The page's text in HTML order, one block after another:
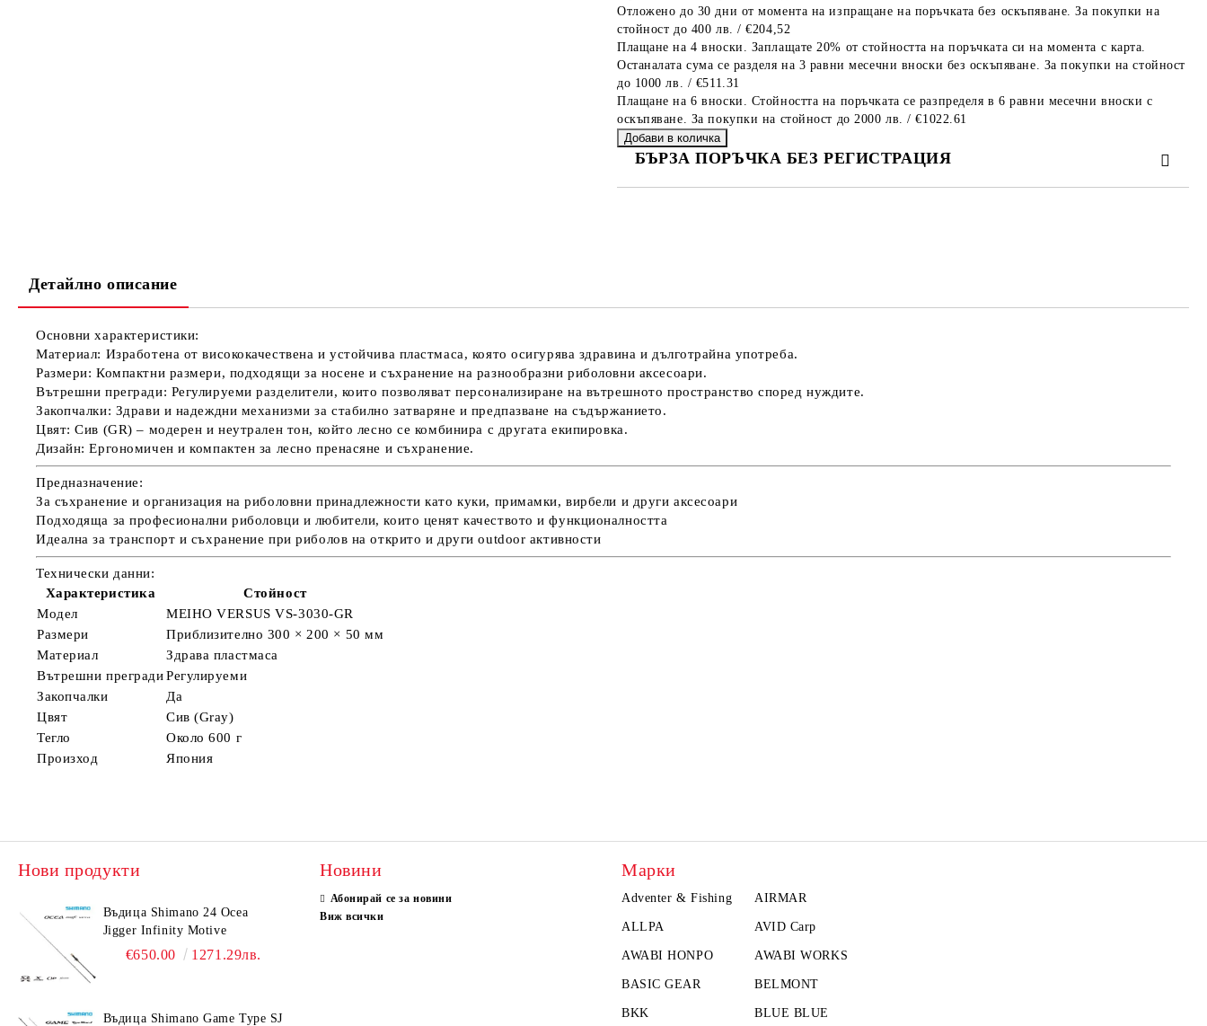
Отложено до 30 дни от момента на изпращане на поръчката без оскъпяване. За покупки на
стойност до 400 лв. / €204,52
Плащане на 4 вноски. Заплащате 20% от стойността на поръчката си на момента с карта.
Останалата сума се разделя на 3 равни месечни вноски без оскъпяване. За покупки на стойност
до 1000 лв. / €511.31
Плащане на 6 вноски. Стойността на поръчката се разпределя в 6 равни месечни вноски с
оскъпяване. За покупки на стойност до 2000 лв. / €1022.61
БЪРЗА ПОРЪЧКА БЕЗ РЕГИСТРАЦИЯ
Детайлно описание
Основни характеристики:
Материал: Изработена от висококачествена и устойчива пластмаса, която осигурява здравина и дълготрайна употреба.
Размери: Компактни размери, подходящи за носене и съхранение на разнообразни риболовни аксесоари.
Вътрешни прегради: Регулируеми разделители, които позволяват персонализиране на вътрешното пространство според нуждите.
Закопчалки: Здрави и надеждни механизми за стабилно затваряне и предпазване на съдържанието.
Цвят: Сив (GR) – модерен и неутрален тон, който лесно се комбинира с другата екипировка.
Дизайн: Ергономичен и компактен за лесно пренасяне и съхранение.
Предназначение:
За съхранение и организация на риболовни принадлежности като куки, примамки, вирбели и други аксесоари
Подходяща за професионални риболовци и любители, които ценят качеството и функционалността
Идеална за транспорт и съхранение при риболов на открито и други outdoor активности
Технически данни:
Характеристика
Стойност
Модел
MEIHO VERSUS VS-3030-GR
Размери
Приблизително 300 × 200 × 50 мм
Материал
Здрава пластмаса
Вътрешни преградиРегулируеми
Закопчалки
Да
Цвят
Сив (Gray)
Тегло
Около 600 г
Произход
Япония
Нови продукти
Въдица Shimano 24 Ocea
Jigger Infinity Motive
€650.00 1271.29лв.
Въдица Shimano Game Type SJ
Новини
Абонирай се за новини
Виж всички
Марки
Adventer & Fishing AIRMAR
ALLPA AVID Carp
AWABI HONPO AWABI WORKS
BASIC GEAR BELMONT
BKK BLUE BLUE